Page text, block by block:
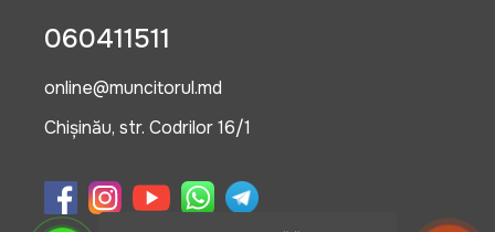
060411511
online@muncitorul.md
Chișinău, str. Codrilor 16/1